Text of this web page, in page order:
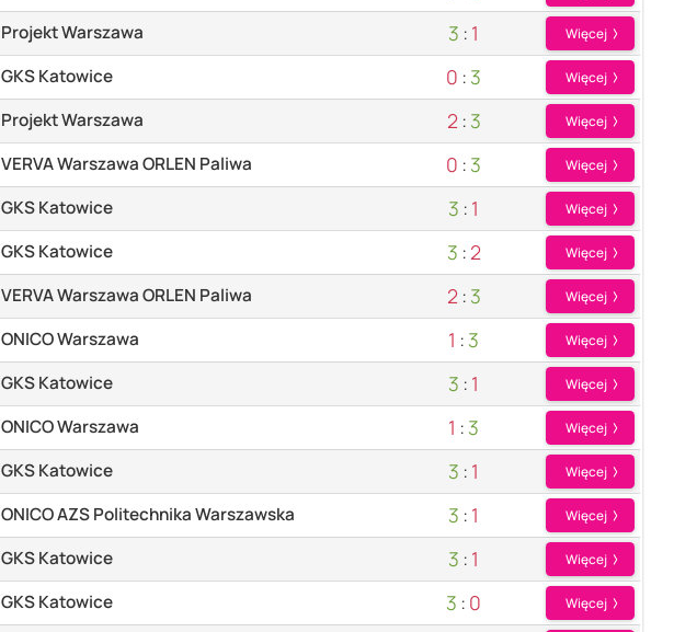
Projekt Warszawa 3 : 1 Więcej
GKS Katowice 0 : 3 Więcej
Projekt Warszawa 2 : 3 Więcej
VERVA Warszawa ORLEN Paliwa 0 : 3 Więcej
GKS Katowice 3 : 1 Więcej
GKS Katowice 3 : 2 Więcej
VERVA Warszawa ORLEN Paliwa 2 : 3 Więcej
ONICO Warszawa 1 : 3 Więcej
GKS Katowice 3 : 1 Więcej
ONICO Warszawa 1 : 3 Więcej
GKS Katowice 3 : 1 Więcej
ONICO AZS Politechnika Warszawska 3 : 1 Więcej
GKS Katowice 3 : 1 Więcej
GKS Katowice 3 : 0 Więcej